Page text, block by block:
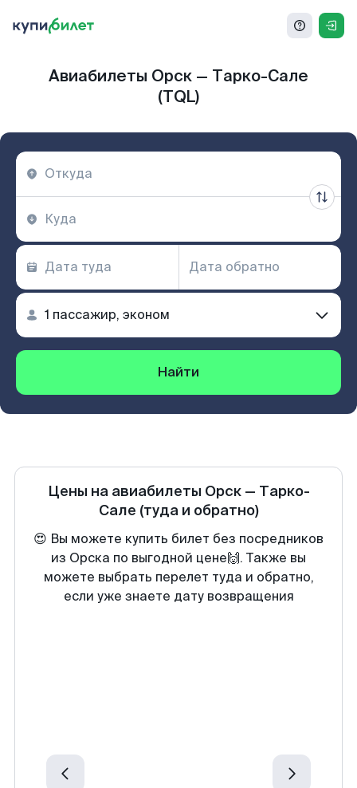
Авиабилеты Орск — Тарко-Сале
(TQL)
Найти
Цены на авиабилеты Орск— Тарко-
Сале (туда и обратно)
😍 Вы можете купить билет без посредников
из Орска по выгодной цене🙌. Также вы
можете выбрать перелет туда и обратно,
если уже знаете дату возвращения